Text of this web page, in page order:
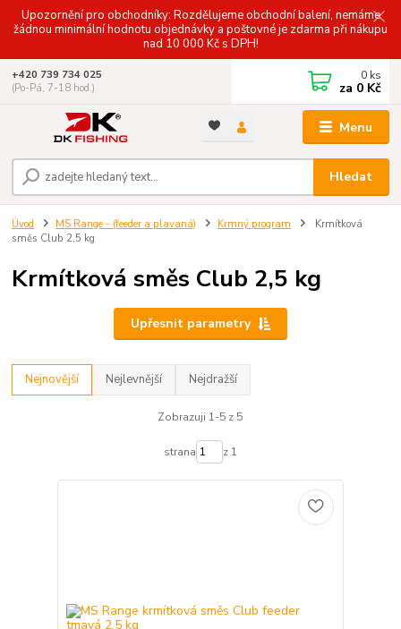
Upozornění pro obchodníky: Rozdělujeme obchodní balení, nemáme
žádnou minimální hodnotu objednávky a poštovné je zdarma při nákupu
nad 10 000 Kč s DPH!
Menu
Hledat
+420 739 734 025
(Po-Pá, 7-18 hod.)
0 ks
za 0 Kč
Úvod MS Range - (feeder a plavaná) Krmný program
Krmítková
směs Club 2,5 kg
Krmítková směs Club 2,5 kg
Upřesnit parametry
Nejnovější Nejlevnější Nejdražší
Zobrazuji 1-5 z 5
strana z 1